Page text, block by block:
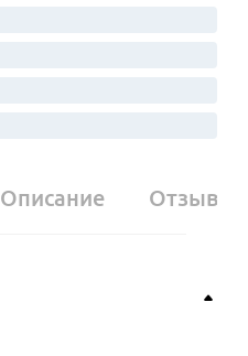
Описание Отзывы